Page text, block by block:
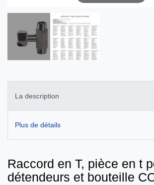
La description
Plus de détails
Raccord en T, pièce en t
détendeurs et bouteille